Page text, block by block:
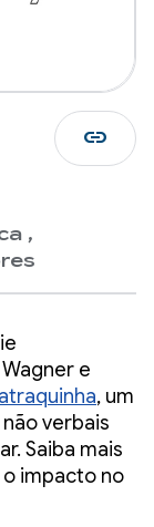
,
link
e
, um
verbais
Saiba mais
impacto no